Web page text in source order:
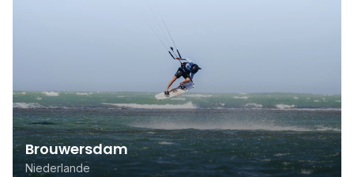
Brouwersdam
Niederlande